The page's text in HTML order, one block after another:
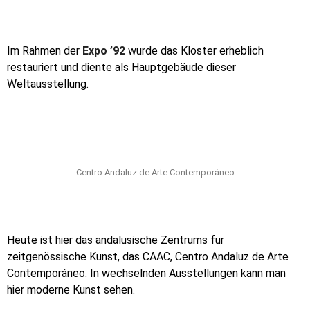
Im Rahmen der Expo ’92 wurde das Kloster erheblich
restauriert und diente als Hauptgebäude dieser
Weltausstellung.
Centro Andaluz de Arte Contemporáneo
Heute ist hier das andalusische Zentrums für
zeitgenössische Kunst, das CAAC, Centro Andaluz de Arte
Contemporáneo. In wechselnden Ausstellungen kann man
hier moderne Kunst sehen.